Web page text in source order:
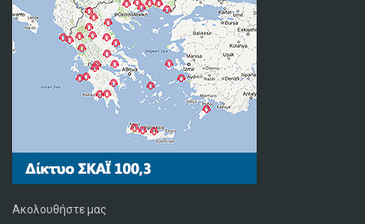
Ακολουθήστε μας